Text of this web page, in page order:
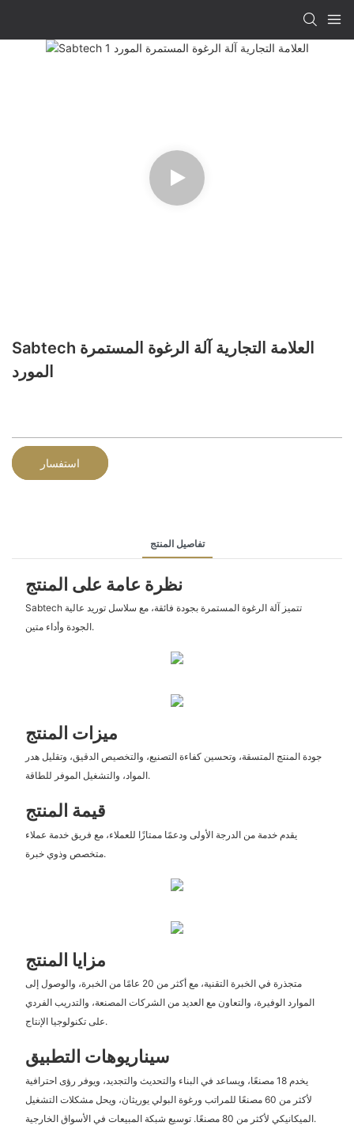
Sabtech العلامة التجارية آلة الرغوة المستمرة
المورد
استفسار
تفاصيل المنتج
نظرة عامة على المنتج
Sabtech تتميز آلة الرغوة المستمرة بجودة فائقة، مع سلاسل توريد عالية
الجودة وأداء متين.
ميزات المنتج
جودة المنتج المتسقة، وتحسين كفاءة التصنيع، والتخصيص الدقيق، وتقليل هدر
المواد، والتشغيل الموفر للطاقة.
قيمة المنتج
يقدم خدمة من الدرجة الأولى ودعمًا ممتازًا للعملاء، مع فريق خدمة عملاء
متخصص وذوي خبرة.
مزايا المنتج
متجذرة في الخبرة التقنية، مع أكثر من 20 عامًا من الخبرة، والوصول إلى
الموارد الوفيرة، والتعاون مع العديد من الشركات المصنعة، والتدريب الفردي
على تكنولوجيا الإنتاج.
سيناريوهات التطبيق
يخدم 18 مصنعًا، ويساعد في البناء والتحديث والتجديد، ويوفر رؤى احترافية
لأكثر من 60 مصنعًا للمراتب ورغوة البولي يوريثان، ويحل مشكلات التشغيل
الميكانيكي لأكثر من 80 مصنعًا. توسيع شبكة المبيعات في الأسواق الخارجية.